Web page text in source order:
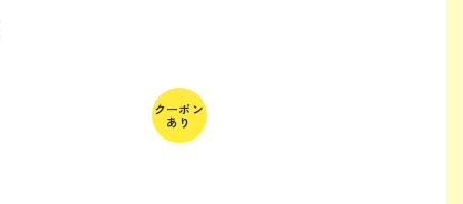
クーポン
あり